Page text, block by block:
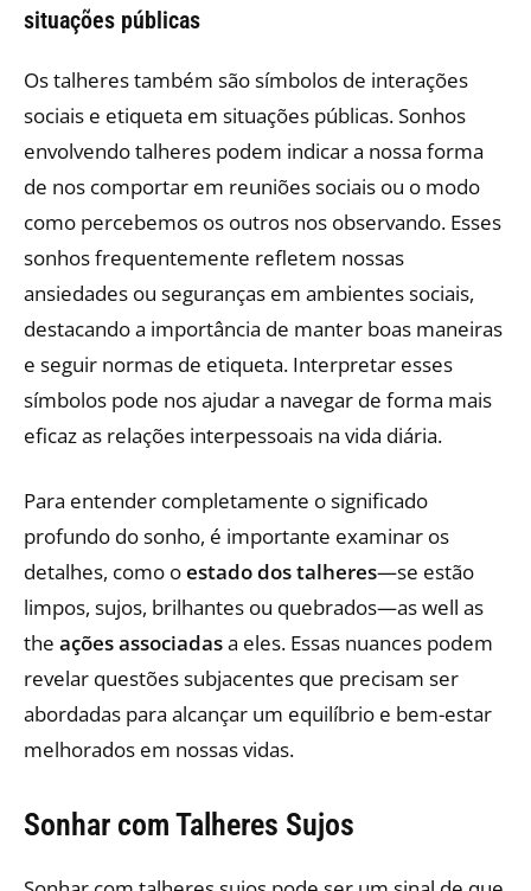
situações públicas
Os talheres também são símbolos de interações
sociais e etiqueta em situações públicas. Sonhos
envolvendo talheres podem indicar a nossa forma
de nos comportar em reuniões sociais ou o modo
como percebemos os outros nos observando. Esses
sonhos frequentemente refletem nossas
ansiedades ou seguranças em ambientes sociais,
destacando a importância de manter boas maneiras
e seguir normas de etiqueta. Interpretar esses
símbolos pode nos ajudar a navegar de forma mais
eficaz as relações interpessoais na vida diária.
Para entender completamente o significado
profundo do sonho, é importante examinar os
detalhes, como oestado dos talheres—se estão
limpos, sujos, brilhantes ou quebrados—as well as
the ações associadasa eles. Essas nuances podem
revelar questões subjacentes que precisam ser
abordadas para alcançar um equilíbrio e bem-estar
melhorados em nossas vidas.
Sonhar com Talheres Sujos